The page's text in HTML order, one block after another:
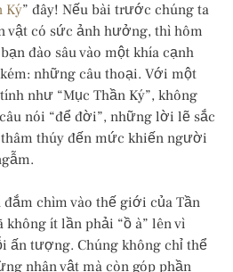
Ký” đây! Nếu bài trước chúng ta
vật có sức ảnh hưởng, thì hôm
đào sâu vào một khía cạnh
những câu thoại. Với một
như “Mục Thần Ký”, không
nói “để đời”, những lời lẽ sắc
thúy đến mức khiến người
chìm vào thế giới của Tần
không ít lần phải “ồ à” lên vì
ấn tượng. Chúng không chỉ thể
nhân vật mà còn góp phần